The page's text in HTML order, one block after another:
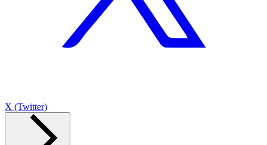
X (Twitter)